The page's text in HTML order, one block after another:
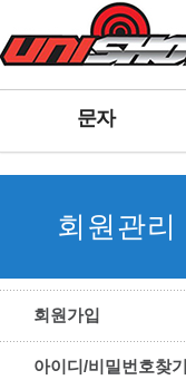
문자
회원관리
회원가입
아이디/비밀번호찾기